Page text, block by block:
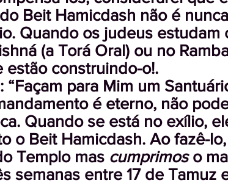
Beit Hamicdash não é
Quando os judeus estudam
(a Torá Oral) ou no
estão construindo-o!.
“Façam para Mim um
é eterno, não
Quando se está no exílio,
o Beit Hamicdash. Ao fazê-
Templo mas cumprimoso
semanas entre 17 de Tamuz